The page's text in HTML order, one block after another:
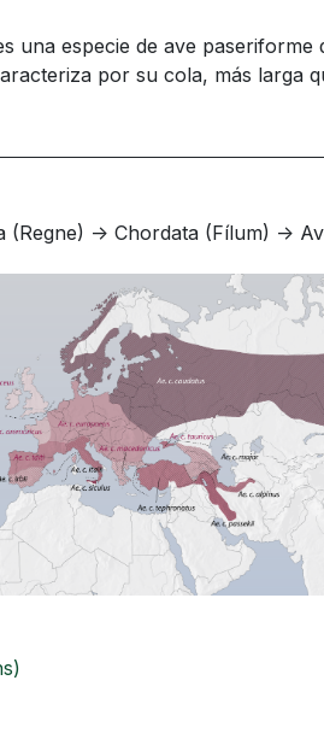
una especie de ave
por su cola, más larga
(Regne) -> Chordata (Fílum) ->